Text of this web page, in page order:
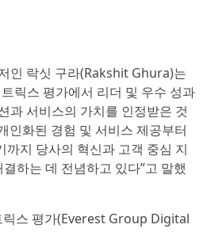
인 락싯 구라(Rakshit Ghura)는
릭스 평가에서 리더 및 우수 성과
과 서비스의 가치를 인정받은 것
인화된 경험 및 서비스 제공부터
지 당사의 혁신과 고객 중심 지
하는 데 전념하고 있다”고 말했
릭스 평가(Everest Group Digital